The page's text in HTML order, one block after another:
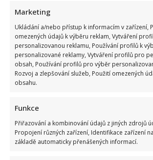
Marketing
Ukládání a/nebo přístup k informacím v zařízení,
omezených údajů k výběru reklam, Vytváření
personalizovanou reklamu, Používání profilů k
personalizované reklamy, Vytváření profilů pro
obsah, Používání profilů pro výběr
Rozvoj a zlepšování služeb, Použití omezených
obsahu.
Funkce
Přiřazování a kombinování údajů z jiných zdrojů
Propojení různých zařízení, Identifikace zařízení na
základě automaticky přenášených informací.
Velký test z českých přísloví: Jen opravdoví
správně doplnit 10/10 bez chyby
Bydlení Michala Davida ve středomořském